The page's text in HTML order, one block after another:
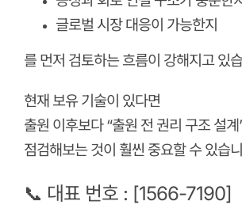
글로벌 시장 대응이 가능한지
를 먼저 검토하는 흐름이 강해지고 있
현재 보유 기술이 있다면
출원 이후보다 “출원 전 권리 구조 설계
점검해보는 것이 훨씬 중요할 수 있습
📞 대표 번호 : [1566-7190]